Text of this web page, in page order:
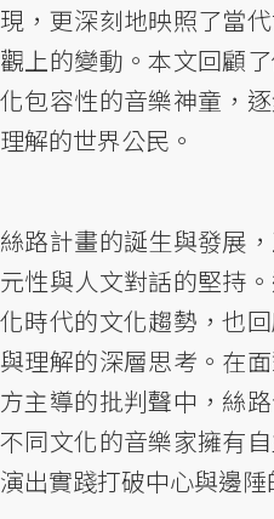
現，更深刻地映照了當
觀上的變動。本文回顧
化包容性的音樂神童，
理解的世界公民。
絲路計畫的誕生與發展
元性與人文對話的堅持
化時代的文化趨勢，也
與理解的深層思考。在
方主導的批判聲中，絲
不同文化的音樂家擁有
演出實踐打破中心與邊陲